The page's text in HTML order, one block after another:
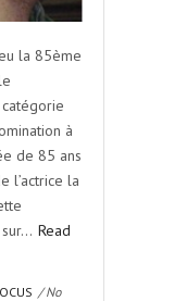
la 85ème
à
de 85 ans
l’actrice la
Read
/ No